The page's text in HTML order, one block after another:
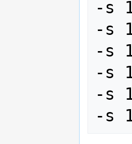
-s
-s
-s
-s
-s